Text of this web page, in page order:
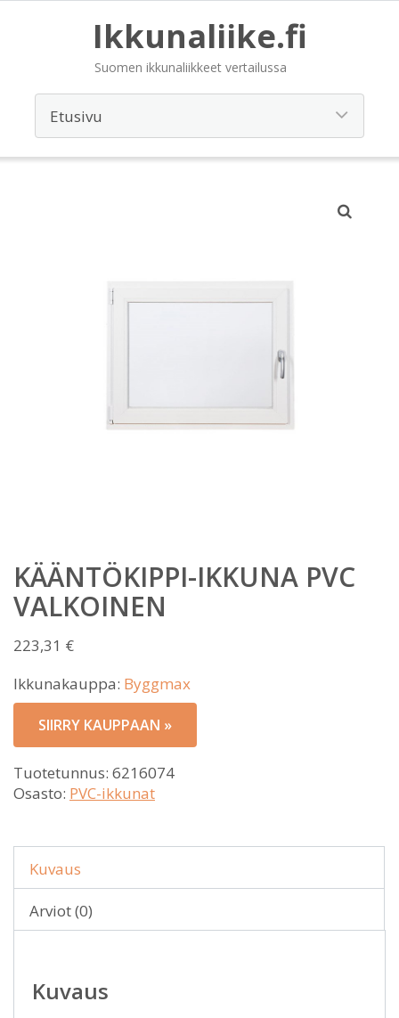
Ikkunaliike.fi
Suomen ikkunaliikkeet vertailussa
KÄÄNTÖKIPPI-IKKUNA PVC
VALKOINEN
223,31 €
Ikkunakauppa: Byggmax
SIIRRY KAUPPAAN »
Tuotetunnus: 6216074
Osasto: PVC-ikkunat
Kuvaus
Arviot (0)
Kuvaus